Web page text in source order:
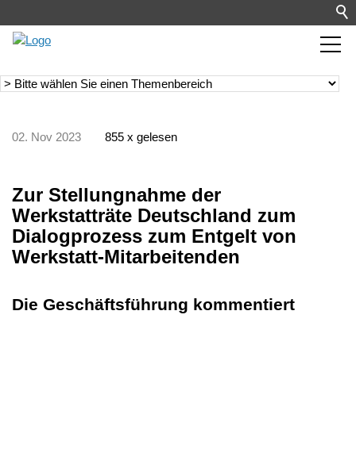
02. Nov 2023 855 x gelesen
Zur Stellungnahme der
Werkstatträte Deutschland zum
Dialogprozess zum Entgelt von
Werkstatt-Mitarbeitenden
Die Geschäftsführung kommentiert